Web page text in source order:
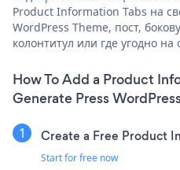
Product Information Tabs на
WordPress Theme, пост,
колонтитул или где угодно на
How To Add a Product
Generate Press
Create a Free Product
Start for free now